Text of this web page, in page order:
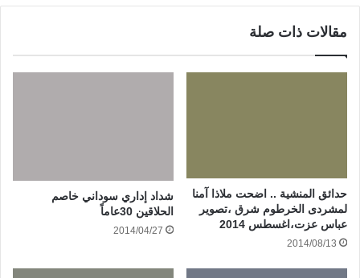
مقالات ذات صلة
حدائق المنشية .. اضحت ملاذا آمنا
لمشردى الخرطوم شرق ،تصوير
عباس عزت،اغسطس 2014
2014/08/13
شداد إداري سوداني خاصم
الحلاقين 30عاماً
2014/04/27